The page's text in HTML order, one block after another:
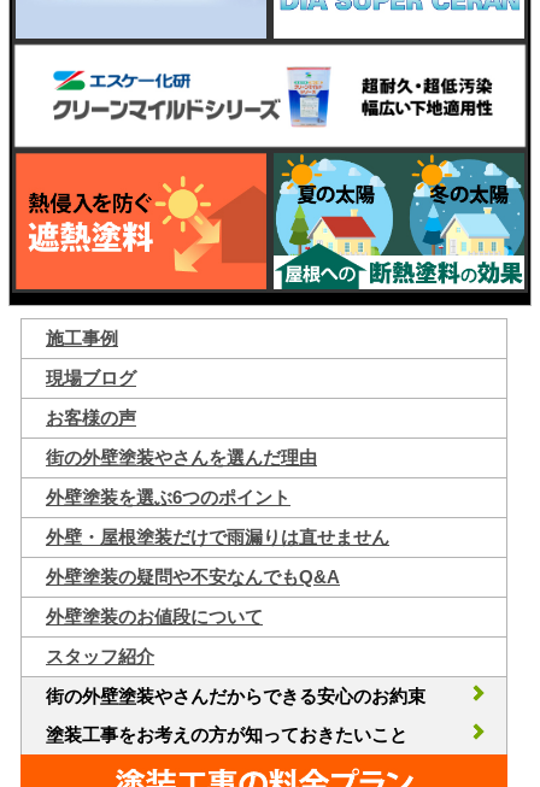
施工事例
現場ブログ
お客様の声
街の外壁塗装やさんを選んだ理由
外壁塗装を選ぶ6つのポイント
外壁・屋根塗装だけで雨漏りは直せません
外壁塗装の疑問や不安なんでもQ&A
外壁塗装のお値段について
スタッフ紹介
街の外壁塗装やさんだからできる安心のお約束
塗装工事をお考えの方が知っておきたいこと